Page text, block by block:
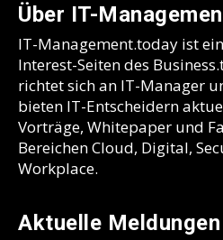
Über IT-
IT-Management.today ist
Interest-Seiten des
richtet sich an IT-Manager
bieten IT-Entscheidern
Vorträge, Whitepaper und
Bereichen Cloud, Digital,
Workplace.
Aktuelle Meldungen